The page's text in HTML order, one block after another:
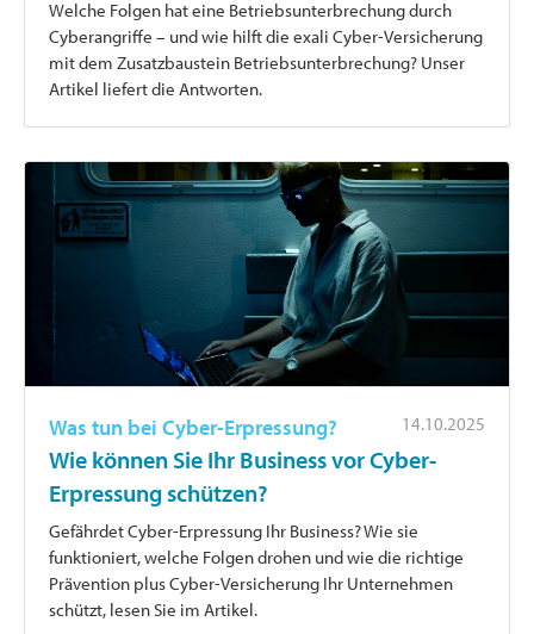
Welche Folgen hat eine Betriebsunterbrechung durch
Cyberangriffe – und wie hilft die exali Cyber-Versicherung
mit dem Zusatzbaustein Betriebsunterbrechung? Unser
Artikel liefert die Antworten.
14.10.2025
Was tun bei Cyber-Erpressung?
Wie können Sie Ihr Business vor Cyber-
Erpressung schützen?
Gefährdet Cyber-Erpressung Ihr Business? Wie sie
funktioniert, welche Folgen drohen und wie die richtige
Prävention plus Cyber-Versicherung Ihr Unternehmen
schützt, lesen Sie im Artikel.